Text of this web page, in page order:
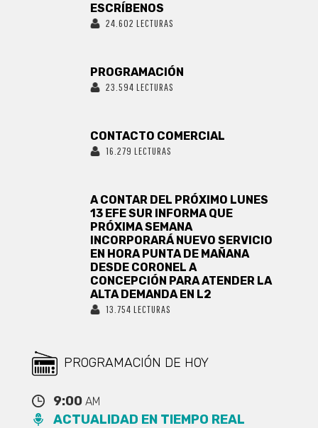
ESCRÍBENOS
24.602 LECTURAS
PROGRAMACIÓN
23.594 LECTURAS
CONTACTO COMERCIAL
16.279 LECTURAS
A CONTAR DEL PRÓXIMO LUNES
13 EFE SUR INFORMA QUE
PRÓXIMA SEMANA
INCORPORARÁ NUEVO SERVICIO
EN HORA PUNTA DE MAÑANA
DESDE CORONEL A
CONCEPCIÓN PARA ATENDER LA
ALTA DEMANDA EN L2
13.754 LECTURAS
PROGRAMACIÓN DE HOY
9:00 AM
ACTUALIDAD EN TIEMPO REAL